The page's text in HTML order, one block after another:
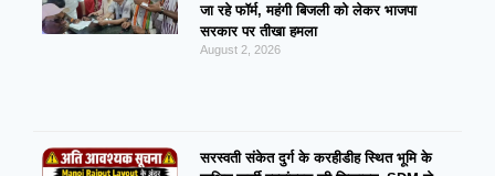
जा रहे फॉर्म, महंगी बिजली को लेकर भाजपा
सरकार पर तीखा हमला
August 2, 2026
सरस्वती संकेत दुर्ग के करहीडीह स्थित भूमि के